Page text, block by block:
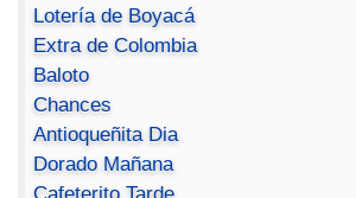
Lotería de Boyacá
Extra de Colombia
Baloto
Chances
Antioqueñita Dia
Dorado Mañana